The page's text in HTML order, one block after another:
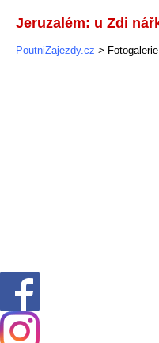
Jeruzalém: u Zdi
PoutniZajezdy.cz >